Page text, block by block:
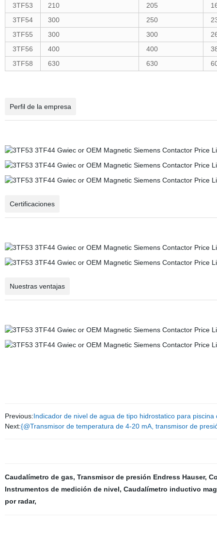
3TF53
210 205
3TF54
300 250
3TF55
300 300
3TF56
400 400
3TF58
630 630
Perfil de la empresa
Certificaciones
Nuestras ventajas
Previous:Indicador de nivel de agua de tipo hidrostatico para piscina
Next:{@Transmisor de temperatura de 4-20 mA, transmisor de
Caudalímetro de gas, Transmisor de presión Endress Hauser,
Instrumentos de medición de nivel, Caudalímetro inductivo
por radar,